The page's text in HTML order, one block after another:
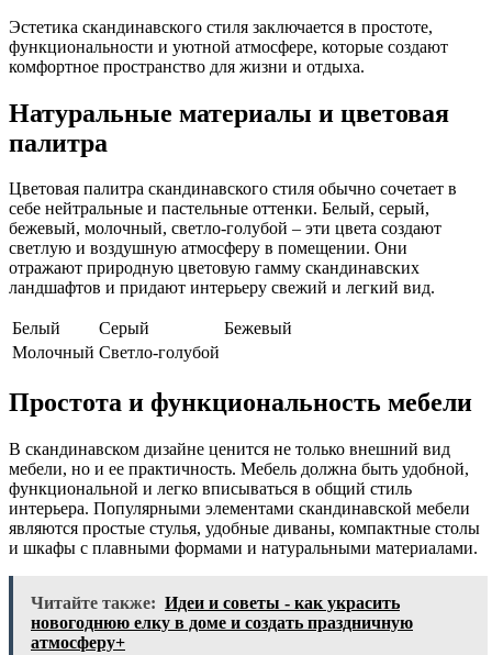
Эстетика скандинавского стиля заключается в простоте,
функциональности и уютной атмосфере, которые создают
комфортное пространство для жизни и отдыха.
Натуральные материалы и цветовая
палитра
Цветовая палитра скандинавского стиля обычно сочетает в
себе нейтральные и пастельные оттенки. Белый, серый,
бежевый, молочный, светло-голубой – эти цвета создают
светлую и воздушную атмосферу в помещении. Они
отражают природную цветовую гамму скандинавских
ландшафтов и придают интерьеру свежий и легкий вид.
Белый Серый
Бежевый
Молочный Светло-голубой
Простота и функциональность мебели
В скандинавском дизайне ценится не только внешний вид
мебели, но и ее практичность. Мебель должна быть удобной,
функциональной и легко вписываться в общий стиль
интерьера. Популярными элементами скандинавской мебели
являются простые стулья, удобные диваны, компактные столы
и шкафы с плавными формами и натуральными материалами.
Читайте также: Идеи и советы - как украсить
новогоднюю елку в доме и создать праздничную
атмосферу+